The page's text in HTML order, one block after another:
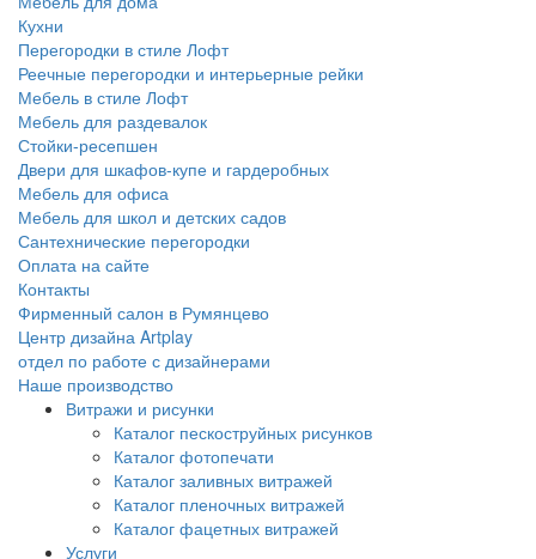
Кухни
Перегородки в стиле Лофт
Реечные перегородки и интерьерные рейки
Мебель в стиле Лофт
Мебель для раздевалок
Стойки-ресепшен
Двери для шкафов-купе и гардеробных
Мебель для офиса
Мебель для школ и детских садов
Сантехнические перегородки
Оплата на сайте
Контакты
Фирменный салон в Румянцево
Центр дизайна Artplay
отдел по работе с дизайнерами
Наше производство
Витражи и рисунки
Каталог пескоструйных рисунков
Каталог фотопечати
Каталог заливных витражей
Каталог пленочных витражей
Каталог фацетных витражей
Услуги